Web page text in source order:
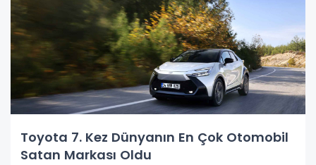
Toyota 7. Kez Dünyanın En Çok Otomobil
Satan Markası Oldu